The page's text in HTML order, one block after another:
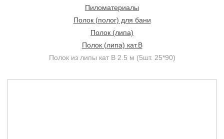
Пиломатериалы
Полок (полог) для бани
Полок (липа)
Полок (липа) кат.В
Полок из липы кат B 2.5 м (5шт. 25*90)